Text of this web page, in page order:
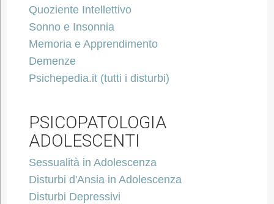
Quoziente Intellettivo
Sonno e Insonnia
Memoria e Apprendimento
Demenze
Psichepedia.it (tutti i disturbi)
PSICOPATOLOGIA
ADOLESCENTI
Sessualità in Adolescenza
Disturbi d'Ansia in Adolescenza
Disturbi Depressivi